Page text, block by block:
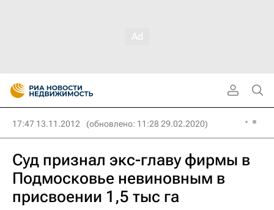
17:47 13.11.2012 (обновлено: 11:28 29.02.2020)
Суд признал экс-главу фирмы в
Подмосковье невиновным в
присвоении 1,5 тыс га